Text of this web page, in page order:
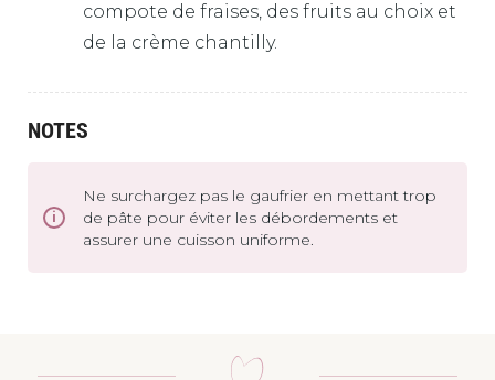
compote de fraises, des fruits au choix et
de la crème chantilly.
NOTES
Ne surchargez pas le gaufrier en mettant trop
de pâte pour éviter les débordements et
assurer une cuisson uniforme.